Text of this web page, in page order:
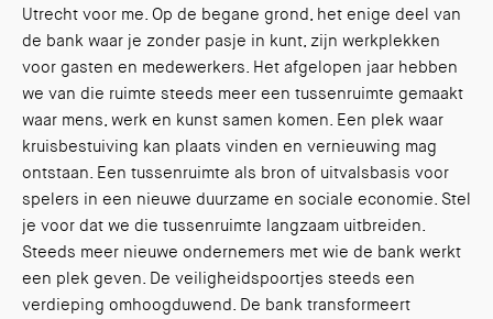
Utrecht voor me. Op de begane grond, het enige deel van
de bank waar je zonder pasje in kunt, zijn werkplekken
voor gasten en medewerkers. Het afgelopen jaar hebben
we van die ruimte steeds meer een tussenruimte gemaakt
waar mens, werk en kunst samen komen. Een plek waar
kruisbestuiving kan plaats vinden en vernieuwing mag
ontstaan. Een tussenruimte als bron of uitvalsbasis voor
spelers in een nieuwe duurzame en sociale economie. Stel
je voor dat we die tussenruimte langzaam uitbreiden.
Steeds meer nieuwe ondernemers met wie de bank werkt
een plek geven. De veiligheidspoortjes steeds een
verdieping omhoogduwend. De bank transformeert